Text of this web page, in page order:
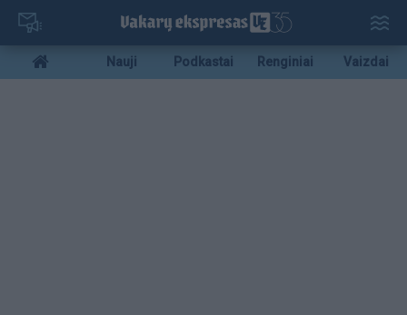
Pereiti
pagrindinį
turinį
Mobile
menu
Nauji Podkastai Renginiai Vaizdai